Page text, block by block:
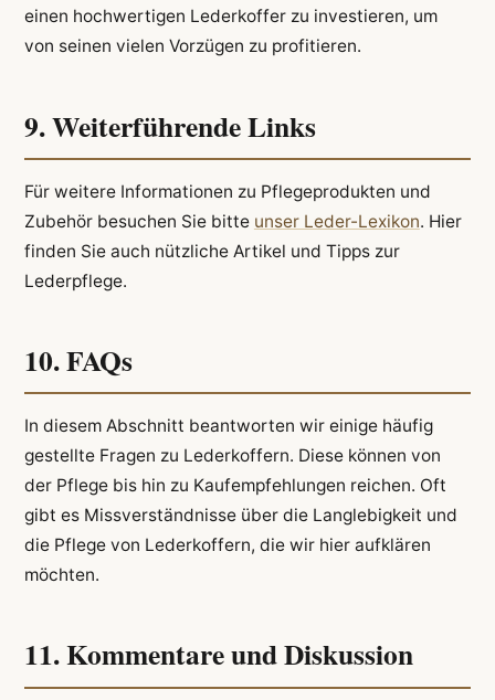
einen hochwertigen Lederkoffer zu investieren, um
von seinen vielen Vorzügen zu profitieren.
9. Weiterführende Links
Für weitere Informationen zu Pflegeprodukten und
Zubehör besuchen Sie bitte unser Leder-Lexikon. Hier
finden Sie auch nützliche Artikel und Tipps zur
Lederpflege.
10. FAQs
In diesem Abschnitt beantworten wir einige häufig
gestellte Fragen zu Lederkoffern. Diese können von
der Pflege bis hin zu Kaufempfehlungen reichen. Oft
gibt es Missverständnisse über die Langlebigkeit und
die Pflege von Lederkoffern, die wir hier aufklären
möchten.
11. Kommentare und Diskussion